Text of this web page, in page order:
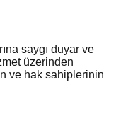
saygı duyar ve
üzerinden
ve hak sahiplerinin